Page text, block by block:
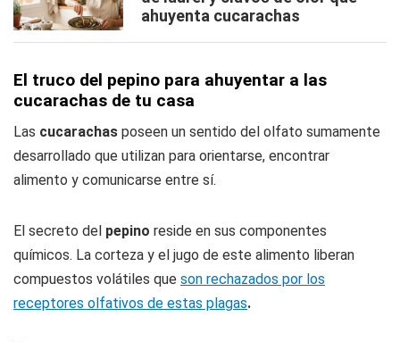
ahuyenta cucarachas
El truco del pepino para ahuyentar a las
cucarachas de tu casa
Las cucarachas poseen un sentido del olfato sumamente
desarrollado que utilizan para orientarse, encontrar
alimento y comunicarse entre sí.
El secreto del pepino reside en sus componentes
químicos. La corteza y el jugo de este alimento liberan
compuestos volátiles que son rechazados por los
receptores olfativos de estas plagas.